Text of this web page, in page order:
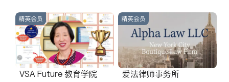
商铺租售
精英会员
VSA Future 教育学院
精英会员
爱法律师事务所